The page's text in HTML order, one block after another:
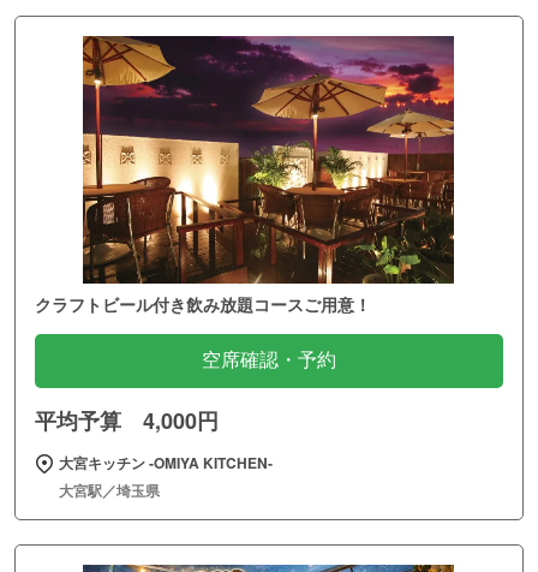
クラフトビール付き飲み放題コースご用意！
空席確認・予約
平均予算 4,000円
大宮キッチン ‐OMIYA KITCHEN‐
大宮駅／埼玉県